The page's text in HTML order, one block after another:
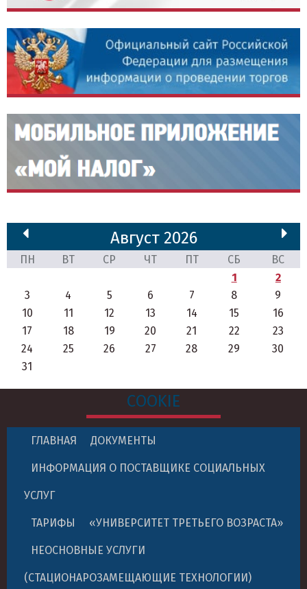
Август 2026
ПН ВТ СР ЧТ ПТ СБ
ВС
1
2
3
4 5 6 7 8
9
10
11 12 13 14 15
16
17
18 19 20 21 22
23
24
25 26 27 28 29
30
31
COOKIE
ГЛАВНАЯ ДОКУМЕНТЫ
ИНФОРМАЦИЯ О ПОСТАВЩИКЕ СОЦИАЛЬНЫХ
УСЛУГ
ТАРИФЫ «УНИВЕРСИТЕТ ТРЕТЬЕГО ВОЗРАСТА»
НЕОСНОВНЫЕ УСЛУГИ
(СТАЦИОНАРОЗАМЕЩАЮЩИЕ ТЕХНОЛОГИИ)